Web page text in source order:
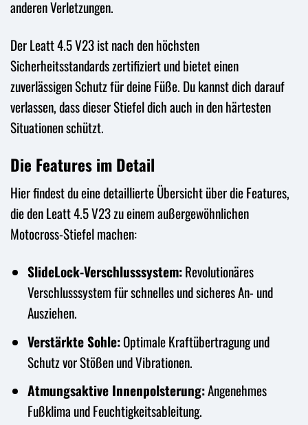
anderen Verletzungen.
Der Leatt 4.5 V23 ist nach den höchsten
Sicherheitsstandards zertifiziert und bietet einen
zuverlässigen Schutz für deine Füße. Du kannst dich darauf
verlassen, dass dieser Stiefel dich auch in den härtesten
Situationen schützt.
Die Features im Detail
Hier findest du eine detaillierte Übersicht über die Features,
die den Leatt 4.5 V23 zu einem außergewöhnlichen
Motocross-Stiefel machen:
SlideLock-Verschlusssystem:Revolutionäres
Verschlusssystem für schnelles und sicheres An- und
Ausziehen.
Verstärkte Sohle:Optimale Kraftübertragung und
Schutz vor Stößen und Vibrationen.
Atmungsaktive Innenpolsterung:Angenehmes
Fußklima und Feuchtigkeitsableitung.